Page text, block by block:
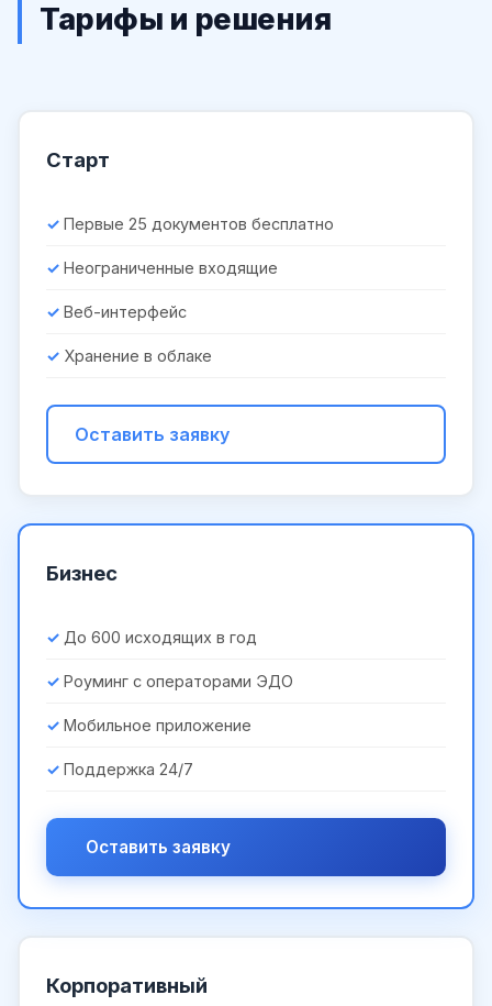
Тарифы и решения
Старт
Первые 25 документов бесплатно
Неограниченные входящие
Веб-интерфейс
Хранение в облаке
Оставить заявку
Бизнес
До 600 исходящих в год
Роуминг с операторами ЭДО
Мобильное приложение
Поддержка 24/7
Оставить заявку
Корпоративный